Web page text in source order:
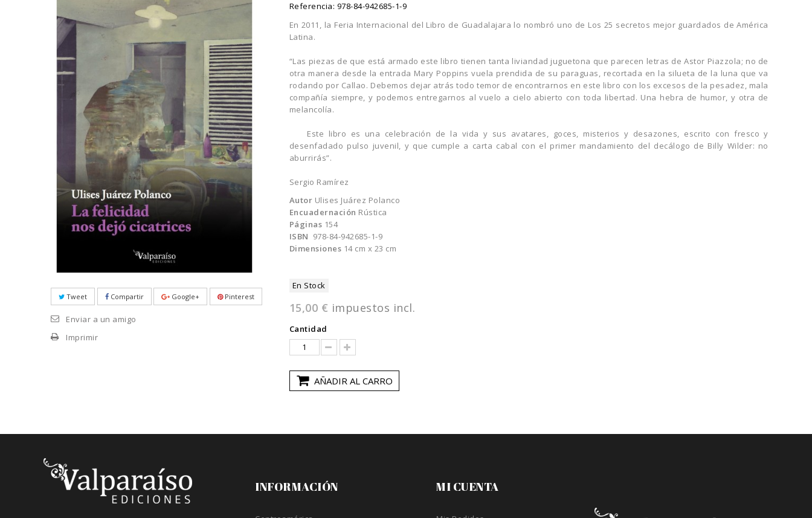
Tweet Compartir Google+ Pinterest
Enviar a un amigo
Imprimir
Referencia: 978-84-942685-1-9
En 2011, la Feria Internacional del Libro de Guadalajara lo nombró uno de Los 25 secretos mejor guardados de América
Latina.
“Las piezas de que está armado este libro tienen tanta liviandad juguetona que parecen letras de Astor Piazzola; no de
otra manera desde la entrada Mary Poppins vuela prendida de su paraguas, recortada en la silueta de la luna que va
rodando por Callao. Debemos dejar atrás todo temor de encontrarnos en este libro con los excesos de la pesadez, mala
compañía siempre, y podemos entregarnos al vuelo a cielo abierto con toda libertad. Una hebra de humor, y otra de
melancolía.
Este libro es una celebración de la vida y sus avatares, goces, misterios y desazones, escrito con fresco y
desenfadado pulso juvenil, y que cumple a carta cabal con el primer mandamiento del decálogo de Billy Wilder: no
aburrirás”.
Sergio Ramírez
Autor Ulises Juárez Polanco
Encuadernación Rústica
Páginas 154
ISBN 978-84-942685-1-9
Dimensiones 14 cm x 23 cm
En Stock
15,00 € impuestos incl.
Cantidad
AÑADIR AL CARRO
MI CUENTA
INFORMACIÓN